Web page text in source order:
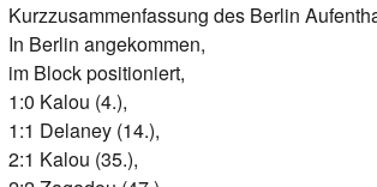
Kurzzusammenfassung des Berlin
In Berlin angekommen,
im Block positioniert,
1:0 Kalou (4.),
1:1 Delaney (14.),
2:1 Kalou (35.),